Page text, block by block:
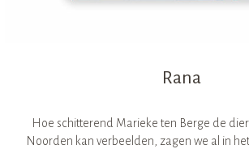
Rana
Hoe schitterend Marieke ten Berge de
Noorden kan verbeelden, zagen we al in